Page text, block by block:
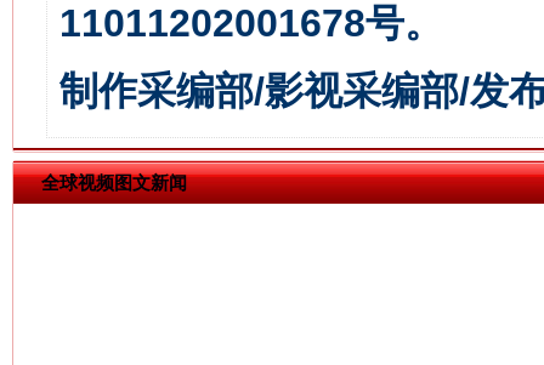
11011202001678号。
制作采编部/影视采编部/发
全球视频图文新闻